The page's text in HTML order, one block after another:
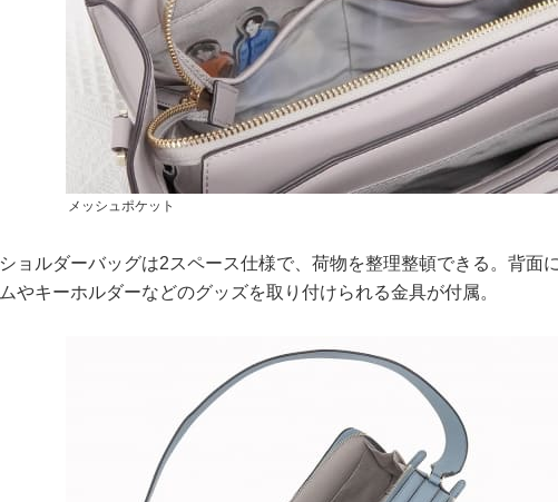
メッシュポケット
ショルダーバッグは2スペース仕様で、荷物を整理整頓できる。背面
ムやキーホルダーなどのグッズを取り付けられる金具が付属。